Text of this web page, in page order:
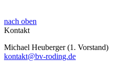
nach oben
Kontakt
Michael Heuberger (1. Vorstand)
kontakt@bv-roding.de